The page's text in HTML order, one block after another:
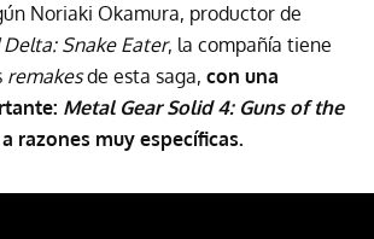
Noriaki Okamura, productor de
Snake Eater, la compañía tiene
remakesde esta saga, con una
Metal Gear Solid 4: Guns of the
razones muy específicas.